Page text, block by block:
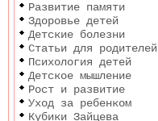
Развитие памяти
Здоровье детей
Детские болезни
Статьи для родителей
Психология детей
Детское мышление
Рост и развитие
Уход за ребенком
Кубики Зайцева